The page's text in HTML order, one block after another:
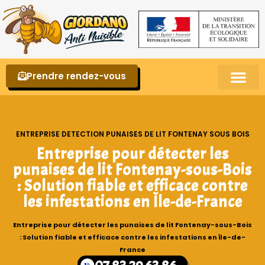
Prendre rendez-vous
ENTREPRISE DETECTION PUNAISES DE LIT FONTENAY SOUS BOIS
Entreprise pour détecter les
punaises de lit Fontenay-sous-Bois
: Solution fiable et efficace contre
les infestations en Île-de-France
Entreprise pour détecter les punaises de lit Fontenay-sous-Bois
: Solution fiable et efficace contre les infestations en Île-de-
France